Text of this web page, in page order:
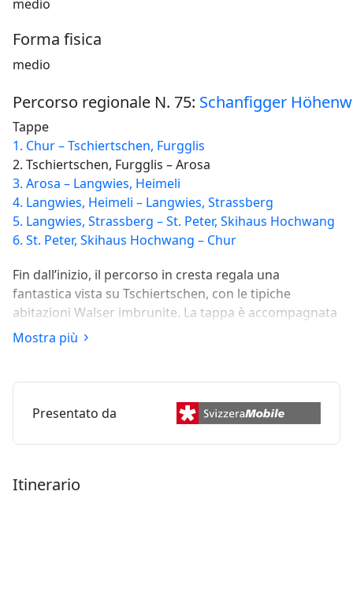
medio
Forma fisica
medio
Percorso regionale N. 75: Schanfigger
Tappe
1. Chur – Tschiertschen, Furgglis
2. Tschiertschen, Furgglis – Arosa
3. Arosa – Langwies, Heimeli
4. Langwies, Heimeli – Langwies, Strassberg
5. Langwies, Strassberg – St. Peter, Skihaus Hochwang
6. St. Peter, Skihaus Hochwang – Chur
Fin dall’inizio, il percorso in cresta regala una
fantastica vista su Tschiertschen, con le tipiche
abitazioni Walser imbrunite. La tappa è accompagnata
dal maestoso paesaggio alpino grigionese. Lo sguardo
spazia dalla Prettigovia fino alle cime del Montafon.
nell’ambiente montano che abbraccia Arosa e si può
persino rimanere sorpresi da qualche docile
Mostra più
Presentato da
Itinerario